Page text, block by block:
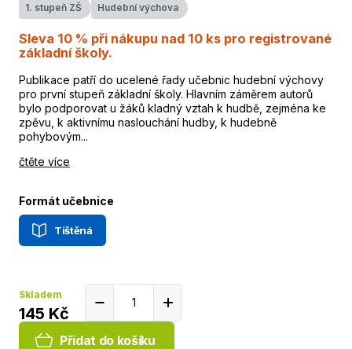
1. stupeň ZŠ Hudební výchova
Sleva 10 % při nákupu nad 10 ks pro registrované
základní školy.
Publikace patří do ucelené řady učebnic hudební výchovy
pro první stupeň základní školy. Hlavním záměrem autorů
bylo podporovat u žáků kladný vztah k hudbě, zejména ke
zpěvu, k aktivnímu naslouchání hudby, k hudebně
pohybovým...
čtěte více
Formát učebnice
Tištěná
Skladem
145 Kč
Přidat do košíku